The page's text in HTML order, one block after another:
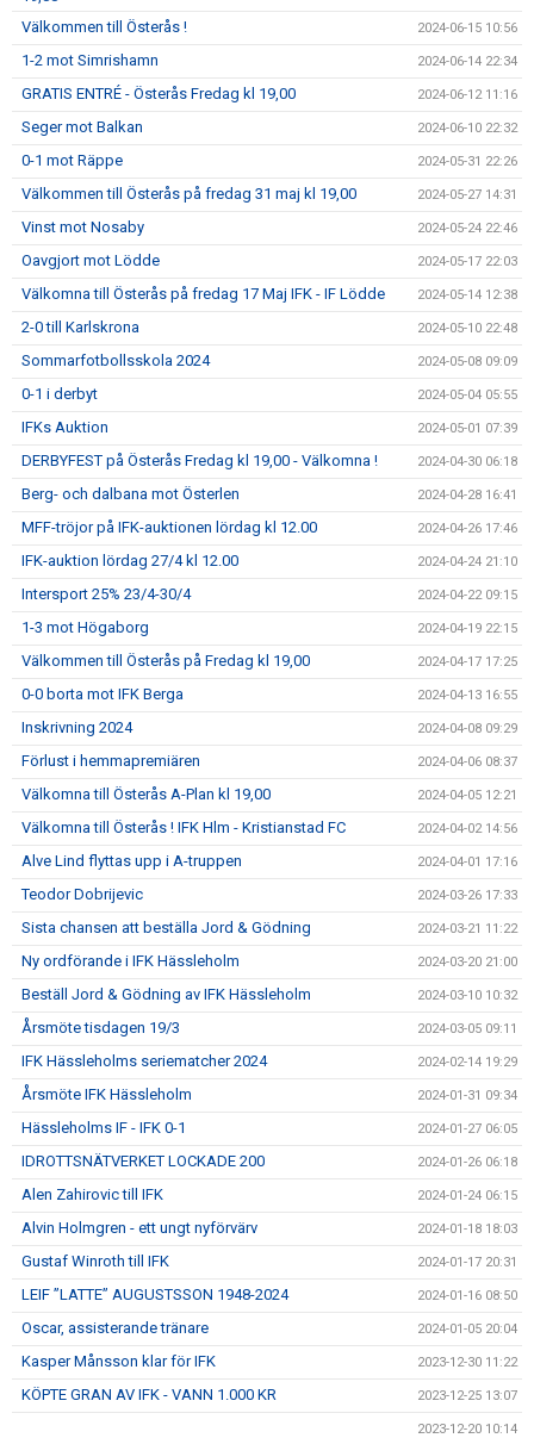
Välkommen till Österås ! 2024-06-15 10:56
1-2 mot Simrishamn 2024-06-14 22:34
GRATIS ENTRÉ - Österås Fredag kl 19,00 2024-06-12 11:16
Seger mot Balkan 2024-06-10 22:32
0-1 mot Räppe 2024-05-31 22:26
Välkommen till Österås på fredag 31 maj kl 19,00 2024-05-27 14:31
Vinst mot Nosaby 2024-05-24 22:46
Oavgjort mot Lödde 2024-05-17 22:03
Välkomna till Österås på fredag 17 Maj IFK - IF Lödde 2024-05-14 12:38
2-0 till Karlskrona 2024-05-10 22:48
Sommarfotbollsskola 2024 2024-05-08 09:09
0-1 i derbyt 2024-05-04 05:55
IFKs Auktion 2024-05-01 07:39
DERBYFEST på Österås Fredag kl 19,00 - Välkomna ! 2024-04-30 06:18
Berg- och dalbana mot Österlen 2024-04-28 16:41
MFF-tröjor på IFK-auktionen lördag kl 12.00 2024-04-26 17:46
IFK-auktion lördag 27/4 kl 12.00 2024-04-24 21:10
Intersport 25% 23/4-30/4 2024-04-22 09:15
1-3 mot Högaborg 2024-04-19 22:15
Välkommen till Österås på Fredag kl 19,00 2024-04-17 17:25
0-0 borta mot IFK Berga 2024-04-13 16:55
Inskrivning 2024 2024-04-08 09:29
Förlust i hemmapremiären 2024-04-06 08:37
Välkomna till Österås A-Plan kl 19,00 2024-04-05 12:21
Välkomna till Österås ! IFK Hlm - Kristianstad FC 2024-04-02 14:56
Alve Lind flyttas upp i A-truppen 2024-04-01 17:16
Teodor Dobrijevic 2024-03-26 17:33
Sista chansen att beställa Jord & Gödning 2024-03-21 11:22
Ny ordförande i IFK Hässleholm 2024-03-20 21:00
Beställ Jord & Gödning av IFK Hässleholm 2024-03-10 10:32
Årsmöte tisdagen 19/3 2024-03-05 09:11
IFK Hässleholms seriematcher 2024 2024-02-14 19:29
Årsmöte IFK Hässleholm 2024-01-31 09:34
Hässleholms IF - IFK 0-1 2024-01-27 06:05
IDROTTSNÄTVERKET LOCKADE 200 2024-01-26 06:18
Alen Zahirovic till IFK 2024-01-24 06:15
Alvin Holmgren - ett ungt nyförvärv 2024-01-18 18:03
Gustaf Winroth till IFK 2024-01-17 20:31
LEIF ”LATTE” AUGUSTSSON 1948-2024 2024-01-16 08:50
Oscar, assisterande tränare 2024-01-05 20:04
Kasper Månsson klar för IFK 2023-12-30 11:22
KÖPTE GRAN AV IFK - VANN 1.000 KR 2023-12-25 13:07
2023-12-20 10:14